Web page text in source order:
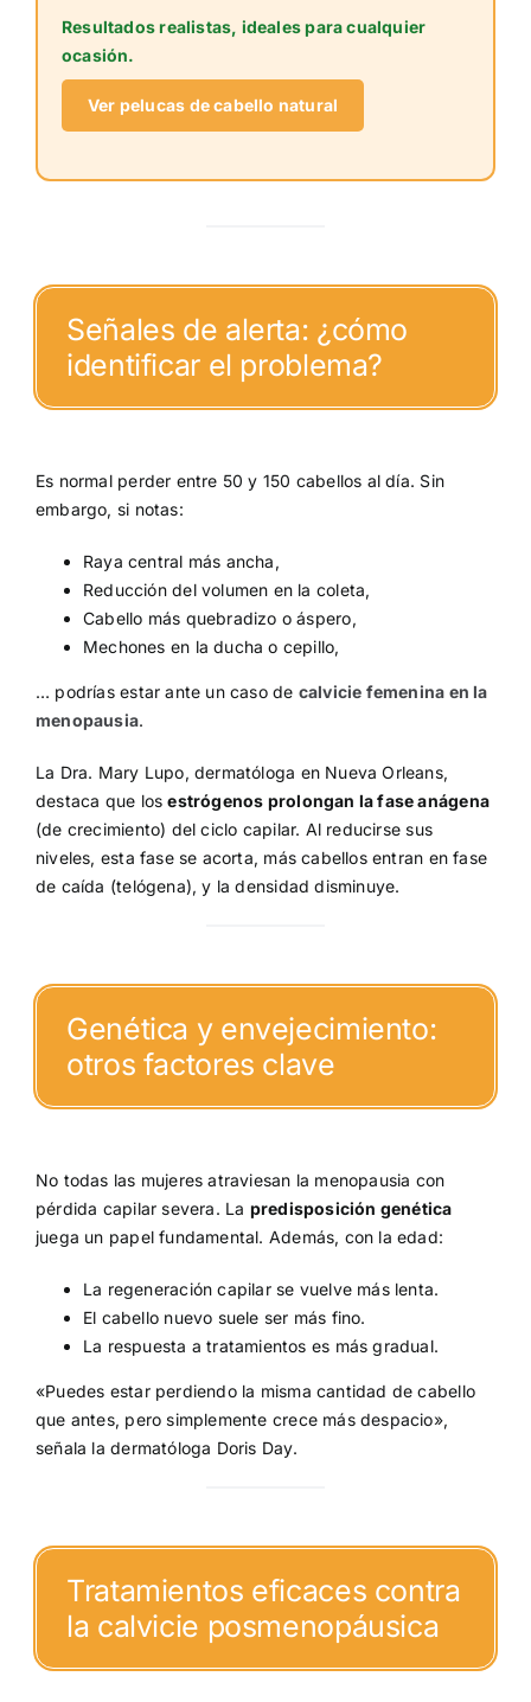
Resultados realistas, ideales para cualquier
ocasión.
Ver pelucas de cabello natural
Señales de alerta: ¿cómo
identificar el problema?
Es normal perder entre 50 y 150 cabellos al día. Sin
embargo, si notas:
Raya central más ancha,
Reducción del volumen en la coleta,
Cabello más quebradizo o áspero,
Mechones en la ducha o cepillo,
… podrías estar ante un caso de calvicie femenina en la
menopausia.
La Dra. Mary Lupo, dermatóloga en Nueva Orleans,
destaca que losestrógenos prolongan la fase anágena
(de crecimiento) del ciclo capilar. Al reducirse sus
niveles, esta fase se acorta, más cabellos entran en fase
de caída (telógena), y la densidad disminuye.
Genética y envejecimiento:
otros factores clave
No todas las mujeres atraviesan la menopausia con
pérdida capilar severa. La predisposición genética
juega un papel fundamental. Además, con la edad:
La regeneración capilar se vuelve más lenta.
El cabello nuevo suele ser más fino.
La respuesta a tratamientos es más gradual.
«Puedes estar perdiendo la misma cantidad de cabello
que antes, pero simplemente crece más despacio»,
señala la dermatóloga Doris Day.
Tratamientos eficaces contra
la calvicie posmenopáusica